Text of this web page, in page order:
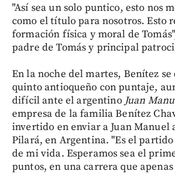
"Así sea un solo puntico, esto nos
como el título para nosotros. Esto
formación física y moral de
padre de Tomás y principal
En la noche del martes, Benítez
quinto antioqueño con puntaje,
difícil ante el argentino Juan
empresa de la familia Benítez
invertido en enviar a Juan Manuel
Pilará, en Argentina. "Es el
de mi vida. Esperamos sea el
puntos, en una carrera que